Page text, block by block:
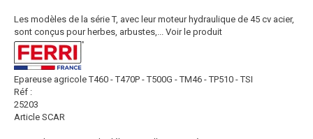
Les modèles de la série T, avec leur moteur hydraulique de 45 cv acier,
sont conçus pour herbes, arbustes,... Voir le produit
Epareuse agricole T460 - T470P - T500G - TM46 - TP510 - TSI
Réf :
25203
Article SCAR